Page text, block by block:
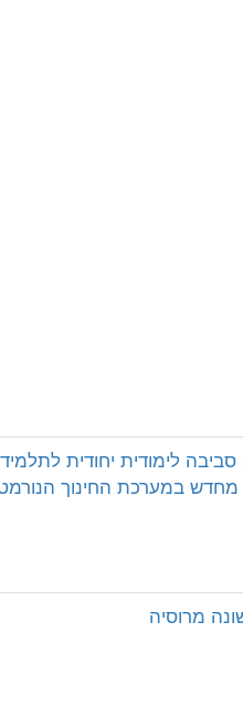
לימודית יחודית
במערכת החינוך
מרוסיה